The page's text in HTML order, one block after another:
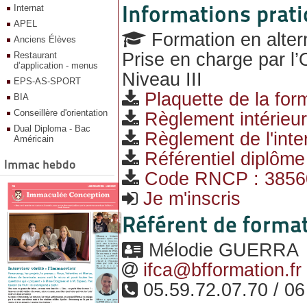
Internat
APEL
Anciens Élèves
Restaurant
d’application - menus
EPS-AS-SPORT
BIA
Conseillère d'orientation
Dual Diploma - Bac
Américain
Immac hebdo
Informations
Formation en
Prise en charge par
Niveau III
Plaquette de la
Règlement intérieur
Règlement de
Référentiel diplôme
Code RNCP :
Je m'inscris
Référent de
Mélodie GUERRA
ifca@bfformation.fr
05.59.72.07.70 /